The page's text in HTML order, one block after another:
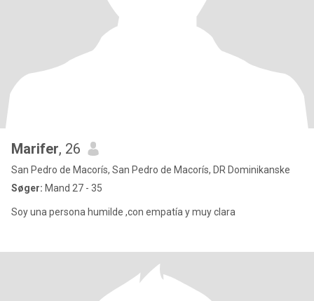
Marifer, 26
San Pedro de Macorís, San Pedro de Macorís, DR Dominikanske
Søger: Mand 27 - 35
Soy una persona humilde ,con empatía y muy clara